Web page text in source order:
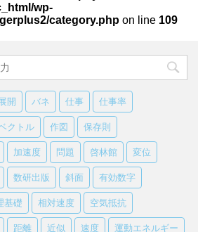
wp-
category.php on line 109
開 バネ 仕事 仕事率
クトル 作図 保存則
加速度 問題 啓林館 変位
数研出版 斜面 有効数字
基礎 相対速度 空気抵抗
距離 近似 速度 運動エネルギー